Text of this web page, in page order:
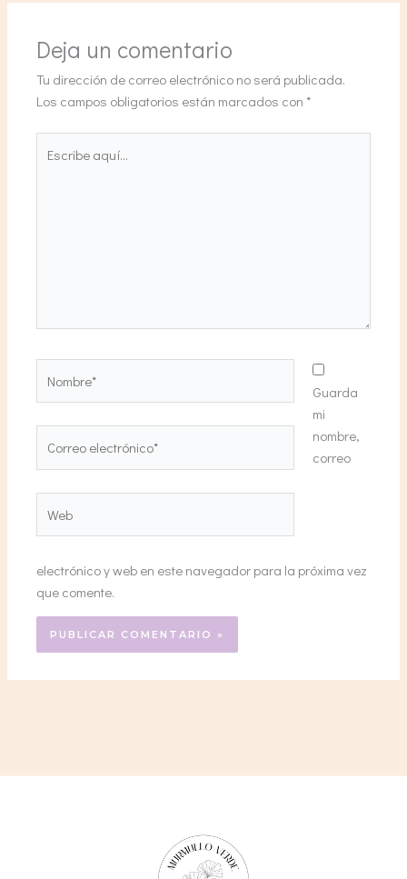
Deja un comentario
Tu dirección de correo electrónico no será publicada.
Los campos obligatorios están marcados con*
aquí...
electrónico*
Guarda
mi
nombre,
correo
electrónico y web en este navegador para la próxima vez
que comente.